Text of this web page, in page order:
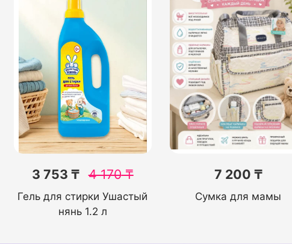
3 753 ₸ 4 170₸
Гель для стирки Ушастый
нянь 1.2 л
7 200 ₸
Сумка для мамы